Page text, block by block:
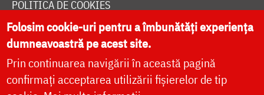
POLITICA DE COOKIES
DONEAZĂ ONLINE PENTRU CATEDRALA NAȚIONALĂ
LIVE
Folosim cookie-uri pentru a îmbunătăți experiența
dumneavoastră pe acest site.
Prin continuarea navigării în această pagină
confirmați acceptarea utilizării fișierelor de tip